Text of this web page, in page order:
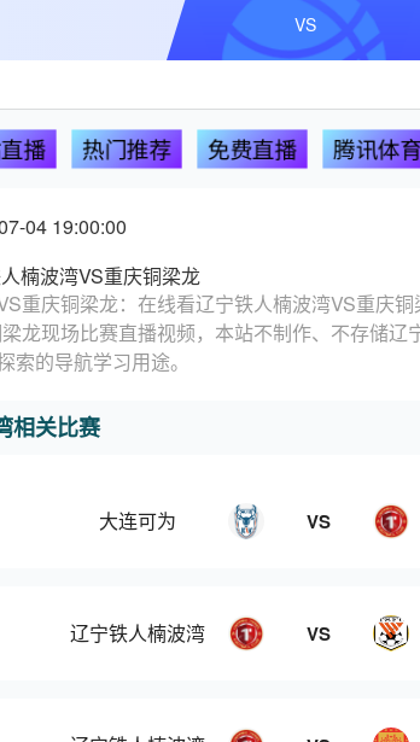
VS
播 热门推荐 免费直播 腾讯体
04 19:00:00
楠波湾VS重庆铜梁龙
重庆铜梁龙：在线看辽宁铁人楠波湾VS重庆
龙现场比赛直播视频，本站不制作、不存储辽
索的导航学习用途。
相关比赛
大连可为 VS
辽宁铁人楠波湾 VS